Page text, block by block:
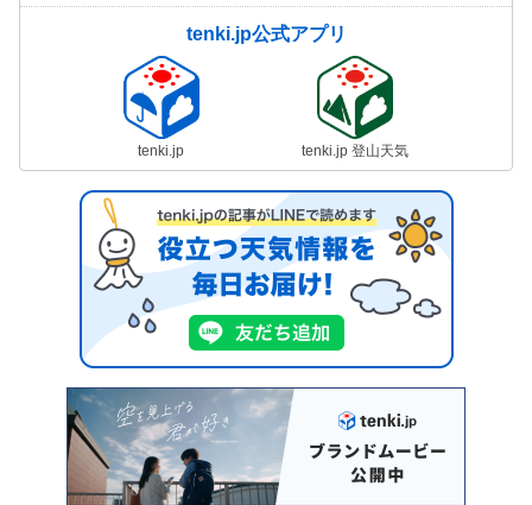
tenki.jp公式アプリ
tenki.jp tenki.jp 登山天気